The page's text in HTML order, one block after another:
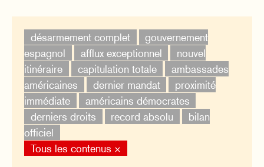
désarmement complet
gouvernement
espagnol
afflux exceptionnel
nouvel
itinéraire
capitulation totale
ambassades
américaines
dernier mandat
proximité
immédiate
américains démocrates
derniers droits
record absolu
bilan
officiel
Tous les contenus ×